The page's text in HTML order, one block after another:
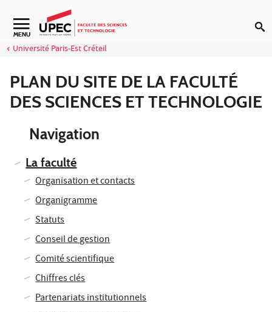
Aller au contenu
MENU
Université Paris-Est Créteil
PLAN DU SITE DE LA FACULTÉ
DES SCIENCES ET TECHNOLOGIE
Navigation
La faculté
Organisation et contacts
Organigramme
Statuts
Conseil de gestion
Comité scientifique
Chiffres clés
Partenariats institutionnels